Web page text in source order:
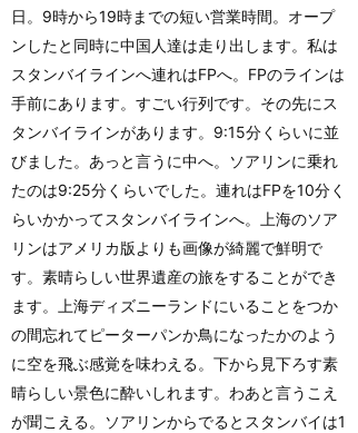
日。9時から19時までの短い営業時間。オープ
ンしたと同時に中国人達は走り出します。私は
スタンバイラインへ連れはFPへ。FPのラインは
手前にあります。すごい行列です。その先にス
タンバイラインがあります。9:15分くらいに並
びました。あっと言うに中へ。ソアリンに乗れ
たのは9:25分くらいでした。連れはFPを10分く
らいかかってスタンバイラインへ。上海のソア
リンはアメリカ版よりも画像が綺麗で鮮明で
す。素晴らしい世界遺産の旅をすることができ
ます。上海ディズニーランドにいることをつか
の間忘れてピーターパンか鳥になったかのよう
に空を飛ぶ感覚を味わえる。下から見下ろす素
晴らしい景色に酔いしれます。わあと言うこえ
が聞こえる。ソアリンからでるとスタンバイは1